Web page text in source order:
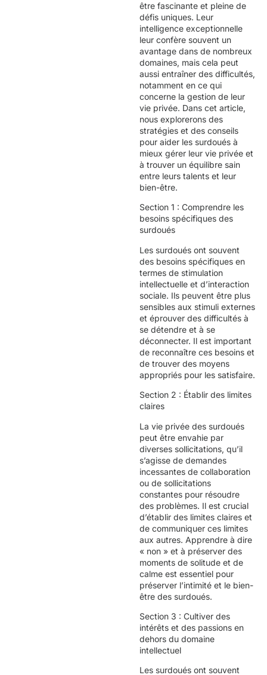
être fascinante et pleine de
défis uniques. Leur
intelligence exceptionnelle
leur confère souvent un
avantage dans de nombreux
domaines, mais cela peut
aussi entraîner des difficultés,
notamment en ce qui
concerne la gestion de leur
vie privée. Dans cet article,
nous explorerons des
stratégies et des conseils
pour aider les surdoués à
mieux gérer leur vie privée et
à trouver un équilibre sain
entre leurs talents et leur
bien-être.
Section 1 : Comprendre les
besoins spécifiques des
surdoués
Les surdoués ont souvent
des besoins spécifiques en
termes de stimulation
intellectuelle et d’interaction
sociale. Ils peuvent être plus
sensibles aux stimuli externes
et éprouver des difficultés à
se détendre et à se
déconnecter. Il est important
de reconnaître ces besoins et
de trouver des moyens
appropriés pour les satisfaire.
Section 2 : Établir des limites
claires
La vie privée des surdoués
peut être envahie par
diverses sollicitations, qu’il
s’agisse de demandes
incessantes de collaboration
ou de sollicitations
constantes pour résoudre
des problèmes. Il est crucial
d’établir des limites claires et
de communiquer ces limites
aux autres. Apprendre à dire
« non » et à préserver des
moments de solitude et de
calme est essentiel pour
préserver l’intimité et le bien-
être des surdoués.
Section 3 : Cultiver des
intérêts et des passions en
dehors du domaine
intellectuel
Les surdoués ont souvent